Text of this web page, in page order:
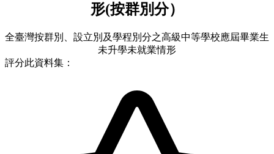
形(按群別分）
全臺灣按群別、設立別及學程別分之高級中等學校應屆畢業生
未升學未就業情形
評分此資料集：